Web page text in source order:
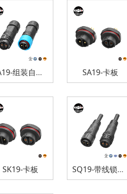
SA19-组装自锁式防水连接器 SA19-卡板
SK19-卡板 SQ19-带线锁螺纹防水连接器